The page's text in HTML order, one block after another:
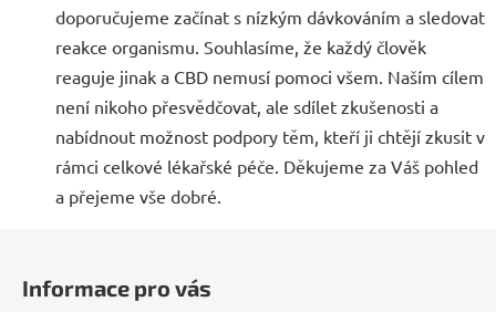
doporučujeme začínat s nízkým dávkováním a sledovat
reakce organismu. Souhlasíme, že každý člověk
reaguje jinak a CBD nemusí pomoci všem. Naším cílem
není nikoho přesvědčovat, ale sdílet zkušenosti a
nabídnout možnost podpory těm, kteří ji chtějí zkusit v
rámci celkové lékařské péče. Děkujeme za Váš pohled
a přejeme vše dobré.
Informace pro vás